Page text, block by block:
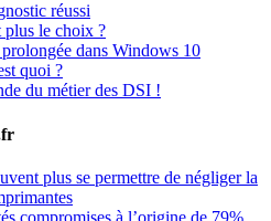
réussi
plus le choix ?
dans Windows 10
quoi ?
du métier des DSI !
plus se permettre de négliger la
compromises à l’origine de 79%